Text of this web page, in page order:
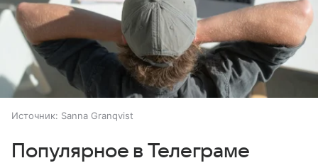
Источник: Sanna Granqvist
Популярное в Телеграме